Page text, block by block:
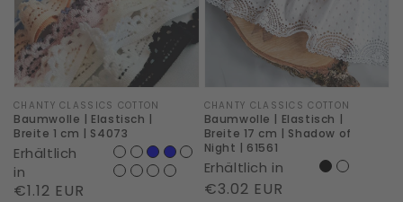
Breite
1
cm
|
S4073
Marke:
CHANTY CLASSICS COTTON
Baumwolle | Elastisch |
Breite 1 cm | S4073
Erhältlich
in
Normaler
€1.12 EUR
Breite
Shadow
of
Night
Marke:
CHANTY CLASSICS COTTON
Baumwolle | Elastisch |
Breite 17 cm | Shadow of
Night | 61561
Erhältlich in
Normaler
€3.02 EUR